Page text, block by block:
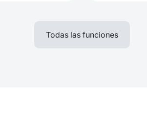
Todas las funciones